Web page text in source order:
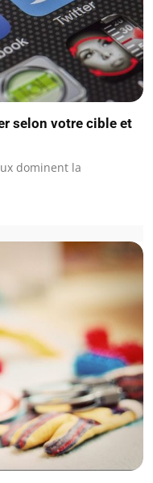
selon votre cible et
dominent la